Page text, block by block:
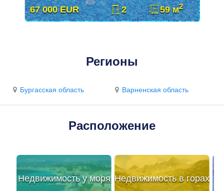
67 000 EUR 2 59 м2
Регионы
Бургасская область Варненская область
Расположение
Недвижимость у моря Недвижимость в горах